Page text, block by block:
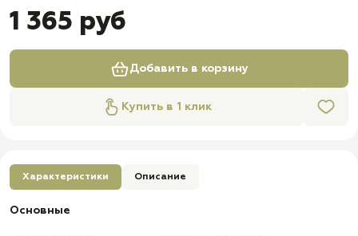
1 365 руб
Добавить в корзину
Купить в 1 клик
Характеристики Описание
Основные